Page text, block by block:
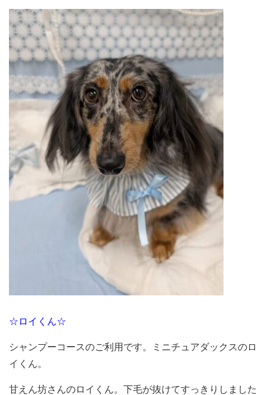
☆ロイくん☆
シャンプーコースのご利用です。ミニチュアダックスのロ
イくん。
甘えん坊さんのロイくん。下毛が抜けてすっきりしました